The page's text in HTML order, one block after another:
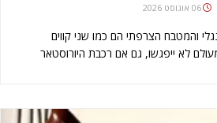
06 אוגוסט 2026
והמטבח הצרפתי הם כמו שני קווים
לא ייפגשו, גם אם רכבת היורוסטאר
קציפות חלבונים של אוכלי הצפרדעים